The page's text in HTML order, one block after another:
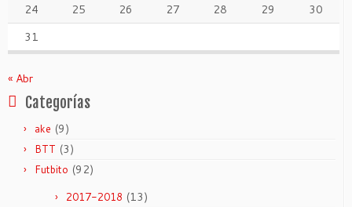
24
25 26 27 28 29
30
31
« Abr
Categorías
ake (9)
BTT (3)
Futbito (92)
2017-2018 (13)